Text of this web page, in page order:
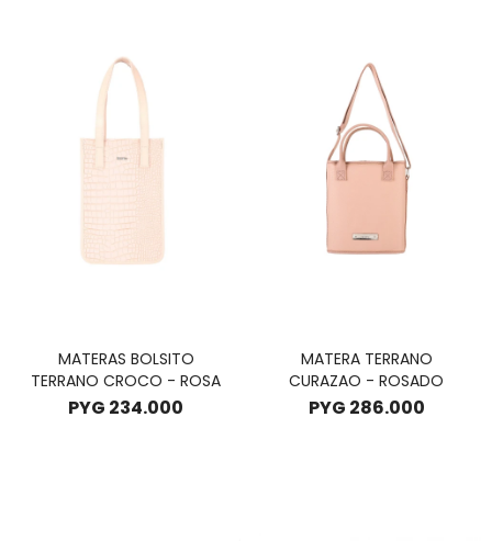
MATERAS BOLSITO
TERRANO CROCO - ROSA
PYG 234.000
MATERA TERRANO
CURAZAO - ROSADO
PYG 286.000